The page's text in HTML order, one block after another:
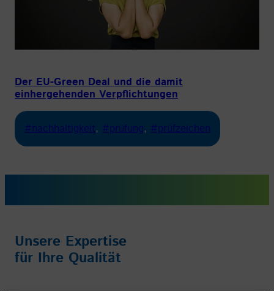
Der EU-Green Deal und die damit
einhergehenden Verpflichtungen
#nachhaltigkeit, #prüfung, #prüfzeichen
Unsere Expertise
für Ihre Qualität